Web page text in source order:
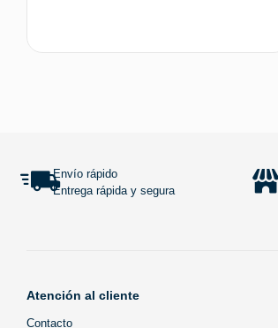
Envío rápido
Entrega rápida y segura
Atención al cliente
Contacto